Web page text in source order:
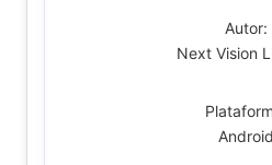
Autor:
Next Vision
Android